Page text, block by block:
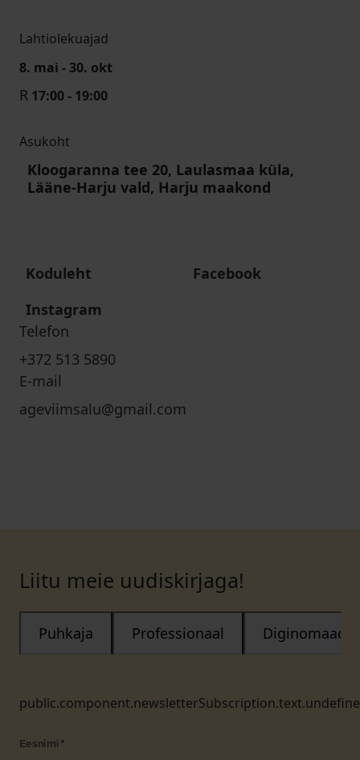
Lahtiolekuajad
8. mai - 30. okt
R 17:00 - 19:00
Asukoht
Kloogaranna tee 20, Laulasmaa küla,
Lääne-Harju vald, Harju maakond
Koduleht
Facebook
Instagram
Telefon
+372 513 5890
E-mail
ageviimsalu@gmail.com
Liitu meie uudiskirjaga!
Puhkaja Professionaal Diginomaad
Eesnimi *